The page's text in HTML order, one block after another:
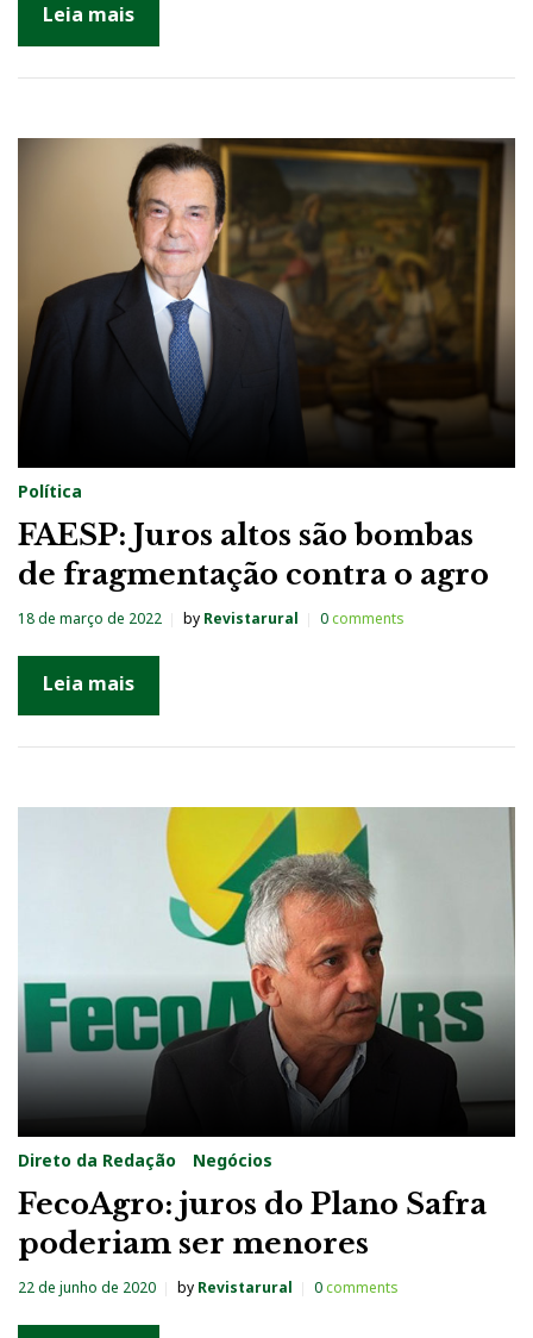
Leia mais
Política
FAESP: Juros altos são bombas
de fragmentação contra o agro
18 de março de 2022 by Revistarural 0comments
Leia mais
Direto da Redação Negócios
FecoAgro: juros do Plano Safra
poderiam ser menores
22 de junho de 2020 by Revistarural 0comments